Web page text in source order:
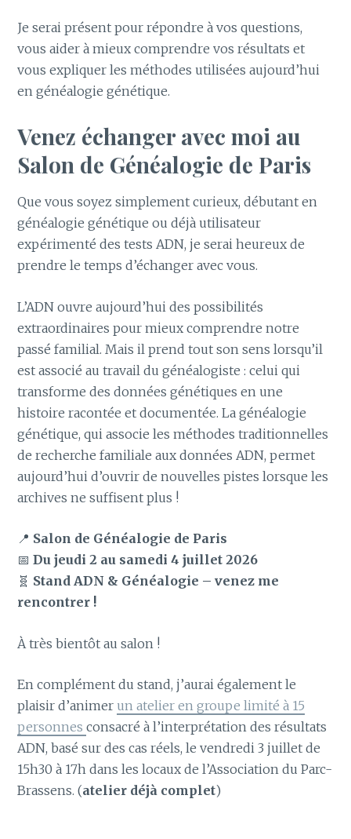
Je serai présent pour répondre à vos questions,
vous aider à mieux comprendre vos résultats et
vous expliquer les méthodes utilisées aujourd’hui
en généalogie génétique.
Venez échanger avec moi au
Salon de Généalogie de Paris
Que vous soyez simplement curieux, débutant en
généalogie génétique ou déjà utilisateur
expérimenté des tests ADN, je serai heureux de
prendre le temps d’échanger avec vous.
L’ADN ouvre aujourd’hui des possibilités
extraordinaires pour mieux comprendre notre
passé familial. Mais il prend tout son sens lorsqu’il
est associé au travail du généalogiste : celui qui
transforme des données génétiques en une
histoire racontée et documentée. La généalogie
génétique, qui associe les méthodes traditionnelles
de recherche familiale aux données ADN, permet
aujourd’hui d’ouvrir de nouvelles pistes lorsque les
archives ne suffisent plus !
📍 Salon de Généalogie de Paris
📅Du jeudi 2 au samedi 4 juillet 2026
🧬 Stand ADN & Généalogie – venez me
rencontrer !
À très bientôt au salon !
En complément du stand, j’aurai également le
plaisir d’animer un atelier en groupe limité à 15
personnesconsacré à l’interprétation des résultats
ADN, basé sur des cas réels, le vendredi 3 juillet de
15h30 à 17h dans les locaux de l’Association du Parc-
Brassens. (atelier déjà complet)